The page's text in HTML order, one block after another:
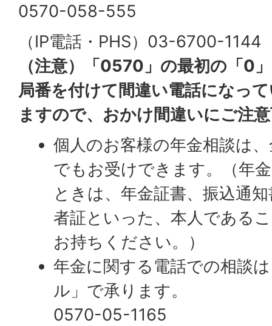
0570-058-555
（IP電話・PHS）03-6700-1144
（注意）「0570」の最初の「0
局番を付けて間違い電話になっ
ますので、おかけ間違いにご注
個人のお客様の年金相談は
でもお受けできます。（年
ときは、年金証書、振込通
者証といった、本人である
お持ちください。）
年金に関する電話での相談
ル」で承ります。
0570-05-1165